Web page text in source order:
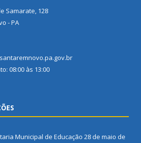
Samarate, 128
- PA
08:00 às 13:00
Municipal de Educação 28 de maio de